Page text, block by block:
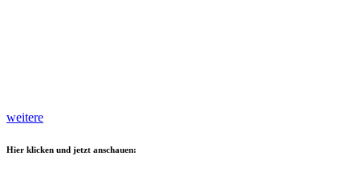
weitere
Hier klicken und jetzt anschauen: